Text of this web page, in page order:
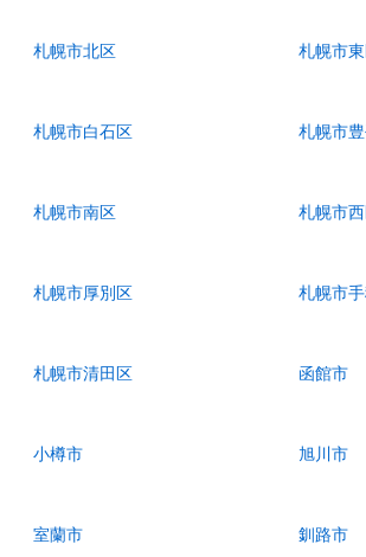
札幌市北区 札幌市
札幌市白石区 札幌市
札幌市南区 札幌市
札幌市厚別区 札幌市
札幌市清田区 函館市
小樽市 旭川市
室蘭市 釧路市